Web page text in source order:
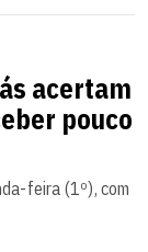
acertam
pouco
feira (1º), com